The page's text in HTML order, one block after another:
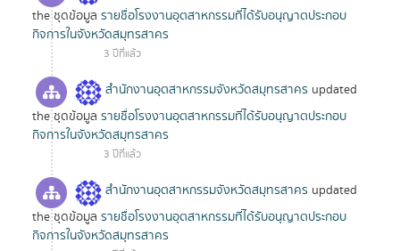
the ชุดข้อมูล รายชื่อโรงงานอุตสาหกรรมที่ได้รับอนุญาตประกอบ
กิจการในจังหวัดสมุทรสาคร
3 ปีที่แล้ว
สำนักงานอุตสาหกรรมจังหวัดสมุทรสาคร updated
the ชุดข้อมูล รายชื่อโรงงานอุตสาหกรรมที่ได้รับอนุญาตประกอบ
กิจการในจังหวัดสมุทรสาคร
3 ปีที่แล้ว
สำนักงานอุตสาหกรรมจังหวัดสมุทรสาคร updated
the ชุดข้อมูล รายชื่อโรงงานอุตสาหกรรมที่ได้รับอนุญาตประกอบ
กิจการในจังหวัดสมุทรสาคร